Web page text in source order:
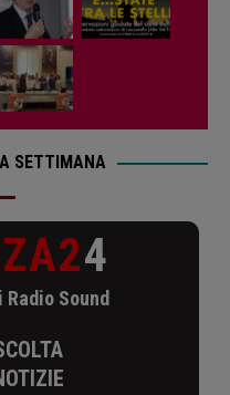
SETTIMANA
4
Sound